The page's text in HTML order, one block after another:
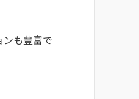
も豊富で